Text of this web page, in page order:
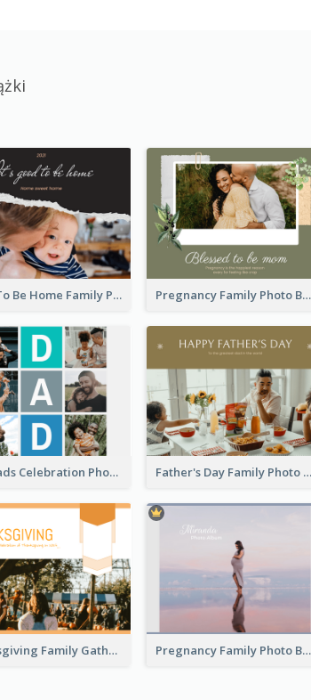
Good To Be Home Family Photo Book Pregnancy Family Photo Book
Best Dads Celebration Photo Book Father's Day Family Photo Book
Thanksgiving Family Gathering Photo Book Pregnancy Family Photo Book